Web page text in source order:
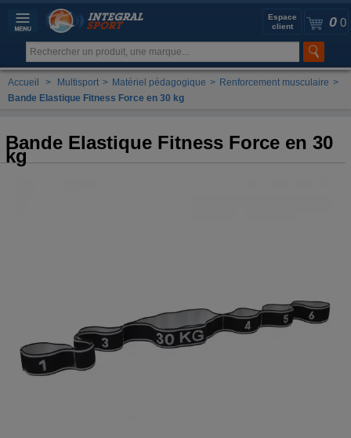
0 0
Espace
client
Accueil > Multisport > Matériel pédagogique > Renforcement musculaire >
Bande Elastique Fitness Force en 30 kg
Bande Elastique Fitness Force en 30
kg